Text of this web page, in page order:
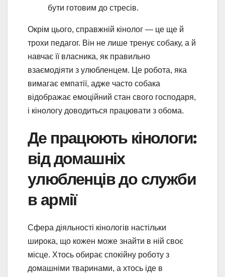
бути готовим до стресів.
Окрім цього, справжній кінолог — це ще й
трохи педагог. Він не лише тренує собаку, а й
навчає її власника, як правильно
взаємодіяти з улюбленцем. Це робота, яка
вимагає емпатії, адже часто собака
відображає емоційний стан свого господаря,
і кінологу доводиться працювати з обома.
Де працюють кінологи:
від домашніх
улюбленців до служби
в армії
Сфера діяльності кінологів настільки
широка, що кожен може знайти в ній своє
місце. Хтось обирає спокійну роботу з
домашніми тваринами, а хтось іде в